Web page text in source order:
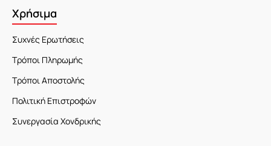
Χρήσιμα
Συχνές Ερωτήσεις
Τρόποι Πληρωμής
Τρόποι Αποστολής
Πολιτική Επιστροφών
Συνεργασία Χονδρικής